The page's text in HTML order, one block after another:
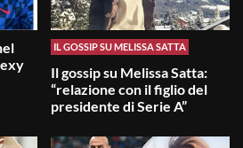
IL GOSSIP SU MELISSA SATTA
Il gossip su Melissa Satta:
“relazione con il figlio del
presidente di Serie A”